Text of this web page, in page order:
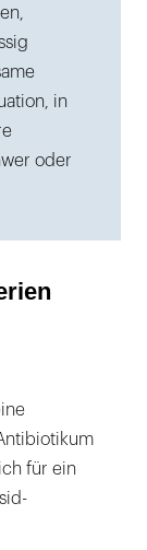
in
oder
für ein